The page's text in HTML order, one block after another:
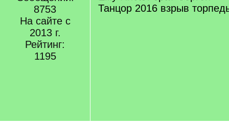
8753
На сайте с
2013 г.
Рейтинг:
1195
Танцор 2016 взрыв